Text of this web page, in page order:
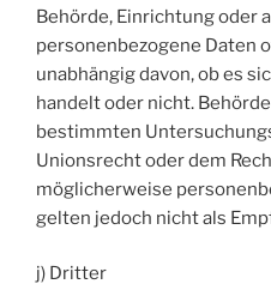
Behörde, Einrichtung oder
personenbezogene Daten
unabhängig davon, ob es
handelt oder nicht.
bestimmten
Unionsrecht oder dem
möglicherweise
gelten jedoch nicht als
j) Dritter